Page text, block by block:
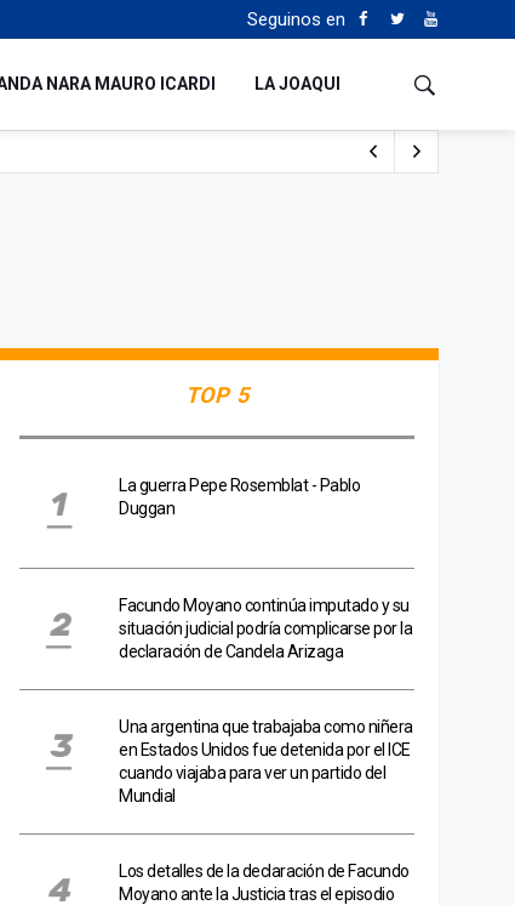
Seguinos en
NARA MAURO ICARDI LA JOAQUI
y Lula da Silva
TOP 5
La guerra Pepe Rosemblat - Pablo
Duggan
Facundo Moyano continúa imputado y su
situación judicial podría complicarse por la
declaración de Candela Arizaga
Una argentina que trabajaba como niñera
en Estados Unidos fue detenida por el ICE
cuando viajaba para ver un partido del
Mundial
Los detalles de la declaración de Facundo
Moyano ante la Justicia tras el episodio